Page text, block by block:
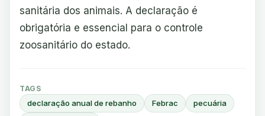
sanitária dos animais. A declaração é
obrigatória e essencial para o controle
zoosanitário do estado.
TAGS
declaração anual de rebanho Febrac
pecuária